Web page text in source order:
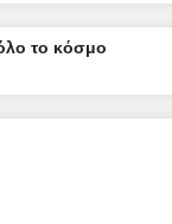
το κόσμο